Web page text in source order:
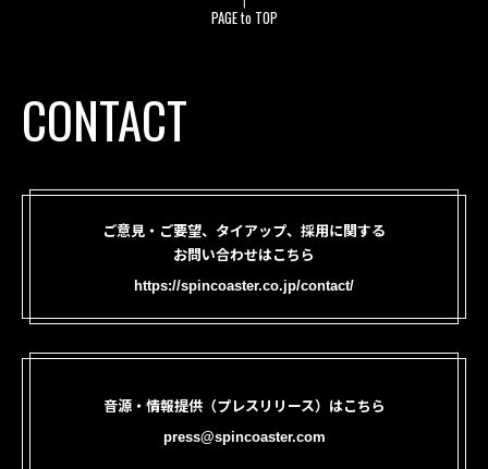
PAGE to TOP
CONTACT
ご意見・ご要望、タイアップ、採用に関する
お問い合わせはこちら
https://spincoaster.co.jp/contact/
音源・情報提供（プレスリリース）はこちら
press@spincoaster.com